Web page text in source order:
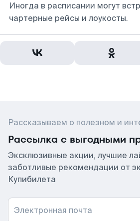
Иногда в расписании могут
чартерные рейсы и лоукосты.
Рассказываем о полезном и
Рассылка с выгодными
Эксклюзивные акции, лучшие
заботливые рекомендации от
Купибилета
Электронная почта